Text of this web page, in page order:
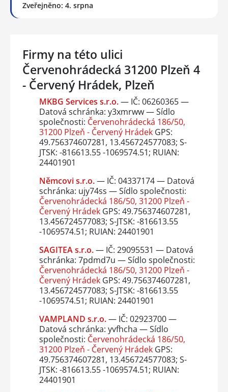
Zveřejněno: 4. srpna
Firmy na této ulici
Červenohrádecká 31200 Plzeň 4
- Červený Hrádek, Plzeň
MKBG Services s.r.o.— IČ: 06260365 —
Datová schránka: y3xmrww — Sídlo
společnosti: Červenohrádecká 186/50,
31200 Plzeň - Červený HrádekGPS:
49.756374607281, 13.456724577083; S-
JTSK: -816613.55 -1069574.51; RUIAN:
24401901
Němcovi s.r.o.— IČ: 04337174 — Datová
schránka: ujy74ss — Sídlo společnosti:
Červenohrádecká 186/50, 31200 Plzeň -
Červený HrádekGPS: 49.756374607281,
13.456724577083; S-JTSK: -816613.55
-1069574.51; RUIAN: 24401901
SAGITEA s.r.o.— IČ: 29095531 — Datová
schránka: 7pdmd7u — Sídlo společnosti:
Červenohrádecká 186/50, 31200 Plzeň -
Červený HrádekGPS: 49.756374607281,
13.456724577083; S-JTSK: -816613.55
-1069574.51; RUIAN: 24401901
VAMPLAND s.r.o.— IČ: 02923700 —
Datová schránka: yvfhcha — Sídlo
společnosti: Červenohrádecká 186/50,
31200 Plzeň - Červený HrádekGPS:
49.756374607281, 13.456724577083; S-
JTSK: -816613.55 -1069574.51; RUIAN:
24401901